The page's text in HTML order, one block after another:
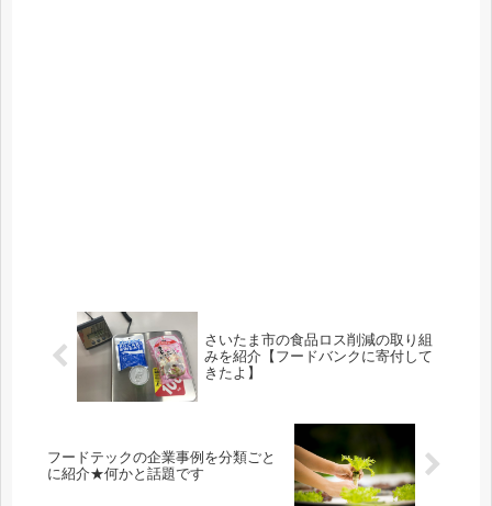
さいたま市の食品ロス削減の取り組
みを紹介【フードバンクに寄付して
きたよ】
フードテックの企業事例を分類ごと
に紹介★何かと話題です